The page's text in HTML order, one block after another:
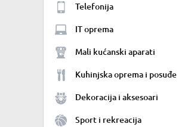
Telefonija
IT oprema
Mali kućanski aparati
Kuhinjska oprema i posuđe
Dekoracija i aksesoari
Sport i rekreacija